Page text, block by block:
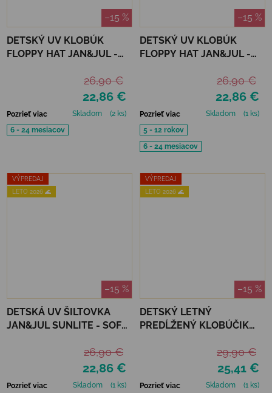
–15 %
DETSKÝ UV KLOBÚK
FLOPPY HAT JAN&JUL -
22,86 €
26,90 €
Pozrieť viac Skladom
(2 ks)
6 - 24 mesiacov
–15 %
DETSKÝ UV KLOBÚK
FLOPPY HAT JAN&JUL -
22,86 €
26,90 €
Pozrieť viac Skladom
(1 ks)
5 - 12 rokov
6 - 24 mesiacov
VÝPREDAJ
LETO 2026 🌊
–15 %
DETSKÁ UV ŠILTOVKA
JAN&JUL SUNLITE - SOFT
22,86 €
26,90 €
Pozrieť viac Skladom
(1 ks)
VÝPREDAJ
LETO 2026 🌊
–15 %
DETSKÝ LETNÝ
PREDĹŽENÝ KLOBÚČIK
25,41 €
29,90 €
Pozrieť viac Skladom
(1 ks)